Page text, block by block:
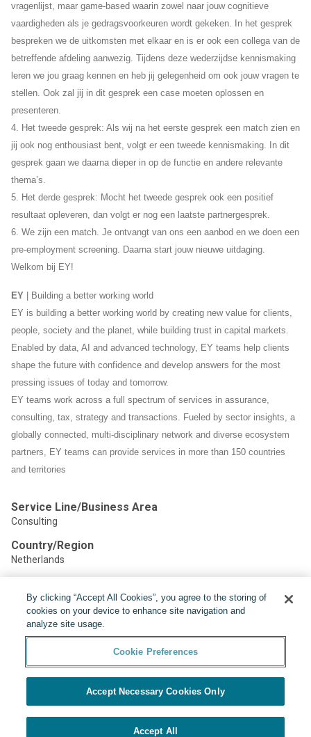
APPLY
vragenlijst, maar game-based waarin zowel naar jouw cognitieve
vaardigheden als je gedragsvoorkeuren wordt gekeken.
In het gesprek
bespreken we de uitkomsten met elkaar en is er ook een collega van de
betreffende afdeling aanwezig. Tijdens deze wederzijdse kennismaking
leren we jou graag kennen en heb jij gelegenheid om ook jouw vragen te
stellen. Ook zal jij in dit gesprek een case moeten oplossen en
presenteren.
4. Het tweede gesprek: Als wij na het eerste gesprek een match zien en
jij ook nog enthousiast bent, volgt er een tweede kennismaking. In dit
gesprek gaan we daarna dieper in op de functie en andere relevante
thema’s.
5. Het derde gesprek: Mocht het tweede gesprek ook een positief
resultaat opleveren, dan volgt er nog een laatste partnergesprek.
6. We zijn een match. Je ontvangt van ons een aanbod en we doen een
pre-employment screening. Daarna start jouw nieuwe uitdaging.
Welkom bij EY!
EY
| Building a better working world
EY is building a better working world by creating new value for clients,
people, society and the planet, while building trust in capital markets.
Enabled by data, AI and advanced technology, EY teams help clients
shape the future with confidence and develop answers for the most
pressing issues of today and tomorrow.
EY teams work across a full spectrum of services in assurance,
consulting, tax, strategy and transactions. Fueled by sector insights, a
globally connected, multi-disciplinary network and diverse ecosystem
partners, EY teams can provide services in more than 150 countries
and territories
Service Line/Business Area
Consulting
Country/Region
Netherlands
Share:
By clicking “Accept All Cookies”, you agree to the storing of
cookies on your device to enhance site navigation and
analyze site usage.
Cookie Preferences
Accept Necessary Cookies Only
Accept All